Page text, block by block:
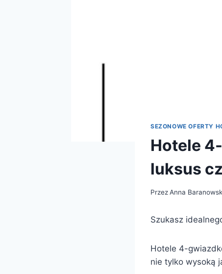
SEZONOWE OFERTY
Hotele
luksus
PrzezAnna
Szukasz
Hotele 4-
nie tylko wysoką